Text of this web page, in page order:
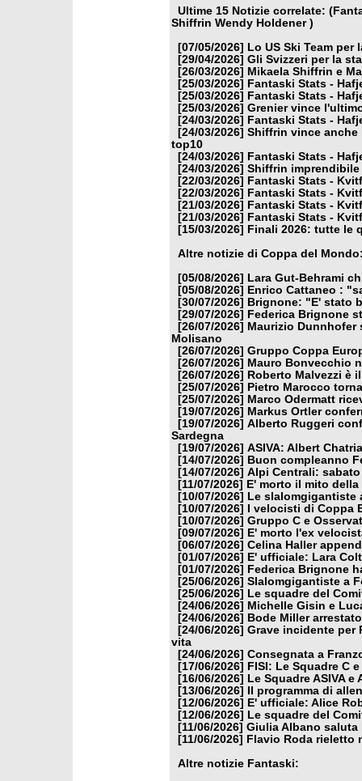
Ultime 15 Notizie correlate:
Shiffrin Wendy Holdener )
[07/05/2026]
Lo US Ski Team per
[29/04/2026] Gli Svizzeri per la
[26/03/2026] Mikaela Shiffrin e
[25/03/2026]
Fantaski Stats -
[25/03/2026]
Fantaski Stats -
[25/03/2026] Grenier vince
[24/03/2026]
Fantaski Stats -
[24/03/2026] Shiffrin vince anche
top10
[24/03/2026]
Fantaski Stats -
[24/03/2026] Shiffrin imprendibile
[22/03/2026]
Fantaski Stats -
[22/03/2026]
Fantaski Stats -
[21/03/2026]
Fantaski Stats -
[21/03/2026]
Fantaski Stats -
[15/03/2026]
Finali 2026: tutte le
Altre notizie di Coppa del
[05/08/2026]
Lara Gut-Behrami
[05/08/2026]
Enrico Cattaneo :
[30/07/2026]
Brignone: "E' stato
[29/07/2026]
Federica Brignone
[26/07/2026] Maurizio Dunnhofer
Molisano
[26/07/2026] Gruppo Coppa
[26/07/2026] Mauro Bonvecchio
[26/07/2026]
Roberto Malvezzi è
[25/07/2026]
Pietro Marocco
[25/07/2026] Marco Odermatt
[19/07/2026] Markus Ortler
[19/07/2026] Alberto Ruggeri
Sardegna
[19/07/2026] ASIVA: Albert
[14/07/2026]
Buon compleanno
[14/07/2026] Alpi Centrali:
[11/07/2026]
E' morto il mito
[10/07/2026]
Le
[10/07/2026]
I velocisti di Coppa
[10/07/2026] Gruppo C e
[09/07/2026]
E' morto l'ex
[06/07/2026] Celina Haller
[01/07/2026]
E' ufficiale: Lara
[01/07/2026]
Federica Brignone
[25/06/2026] Slalomgigantiste a
[25/06/2026]
Le squadre del
[24/06/2026] Michelle Gisin e
[24/06/2026]
Bode Miller
[24/06/2026] Grave incidente per
vita
[24/06/2026] Consegnata a
[17/06/2026]
FISI: Le Squadre C
[16/06/2026]
Le Squadre ASIVA
[13/06/2026]
Il programma di
[12/06/2026]
E' ufficiale: Alice
[12/06/2026]
Le squadre del
[11/06/2026] Giulia Albano saluta
[11/06/2026]
Flavio Roda rieletto
Altre notizie Fantaski: